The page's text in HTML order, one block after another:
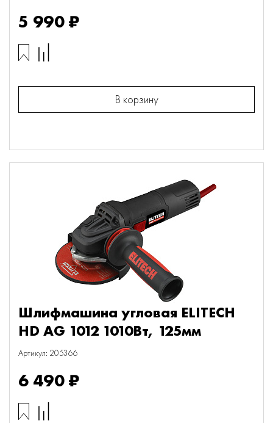
5 990 ₽
В корзину
Шлифмашина угловая ELITECH
HD AG 1012 1010Вт, 125мм
Артикул: 205366
6 490 ₽